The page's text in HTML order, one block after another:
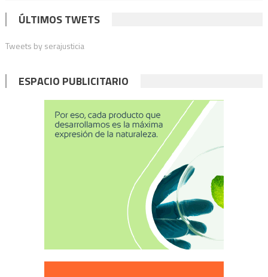
ÚLTIMOS TWETS
Tweets by serajusticia
ESPACIO PUBLICITARIO